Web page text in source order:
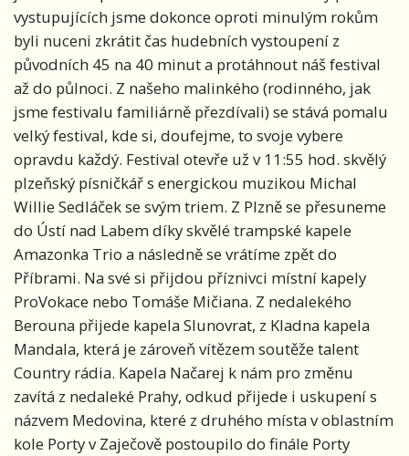
vystupujících jsme dokonce oproti minulým rokům
byli nuceni zkrátit čas hudebních vystoupení z
původních 45 na 40 minut a protáhnout náš festival
až do půlnoci. Z našeho malinkého (rodinného, jak
jsme festivalu familiárně přezdívali) se stává pomalu
velký festival, kde si, doufejme, to svoje vybere
opravdu každý. Festival otevře už v 11:55 hod. skvělý
plzeňský písničkář s energickou muzikou Michal
Willie Sedláček se svým triem. Z Plzně se přesuneme
do Ústí nad Labem díky skvělé trampské kapele
Amazonka Trio a následně se vrátíme zpět do
Příbrami. Na své si přijdou příznivci místní kapely
ProVokace nebo Tomáše Mičiana. Z nedalekého
Berouna přijede kapela Slunovrat, z Kladna kapela
Mandala, která je zároveň vítězem soutěže talent
Country rádia. Kapela Načarej k nám pro změnu
zavítá z nedaleké Prahy, odkud přijede i uskupení s
názvem Medovina, které z druhého místa v oblastním
kole Porty v Zaječově postoupilo do finále Porty